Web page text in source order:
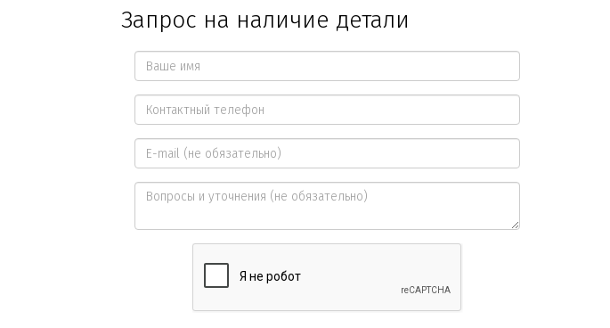
Запрос на наличие детали
Ваше
имя
*
Контактный
телефон
*
E-
mail
Вопросы
уточнения